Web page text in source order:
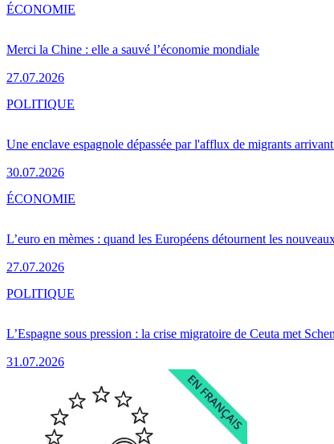
Merci la Chine : elle a sauvé l’économie mondiale
27.07.2026
ÉCONOMIE
Une enclave espagnole dépassée par l'afflux de migrants
30.07.2026
POLITIQUE
L’euro en mèmes : quand les Européens détournent les
27.07.2026
ÉCONOMIE
L’Espagne sous pression : la crise migratoire de Ceuta met
31.07.2026
POLITIQUE